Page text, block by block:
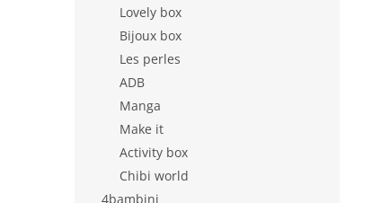
Lovely box
Bijoux box
Les perles
ADB
Manga
Make it
Activity box
Chibi world
4bambini